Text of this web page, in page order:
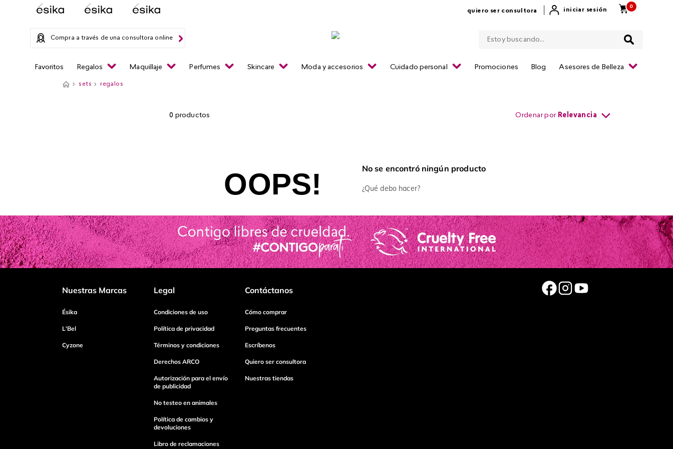
quiero ser consultora iniciar sesión
0
Compra a través de una consultora online
Favoritos Regalos Maquillaje Perfumes Skincare Moda y accesorios Cuidado personal Promociones Blog Asesores de Belleza
sets regalos
0 productos Ordenar por Relevancia
OOPS! No se encontró ningún producto
¿Qué debo hacer?
Nuestras Marcas
Ésika
L'Bel
Cyzone
Legal
Condiciones de uso
Política de privacidad
Términos y condiciones
Derechos ARCO
Autorización para el envío
de publicidad
No testeo en animales
Política de cambios y
devoluciones
Libro de reclamaciones
Contáctanos
Cómo comprar
Preguntas frecuentes
Escríbenos
Quiero ser consultora
Nuestras tiendas